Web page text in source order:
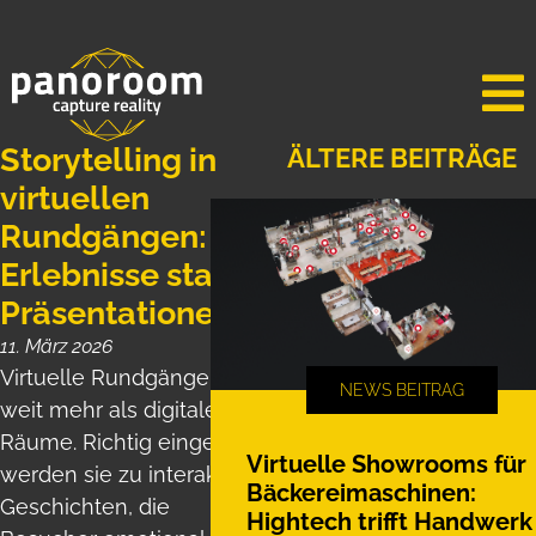
Storytelling in
virtuellen
Rundgängen:
Erlebnisse statt
Präsentationen
11. März 2026
Virtuelle Rundgänge sind
weit mehr als digitale
Räume. Richtig eingesetzt
werden sie zu interaktiven
Geschichten, die
ÄLTERE BEITRÄGE
Virtuelle Showrooms für
Bäckereimaschinen:
Hightech trifft Handwerk
NEWS BEITRAG